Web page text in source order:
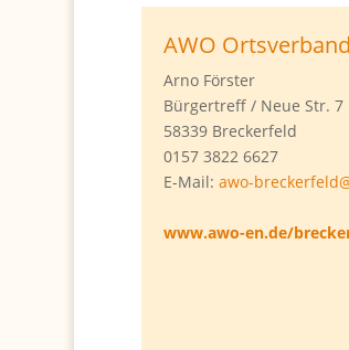
AWO
Arno Förster
Bürgertreff / Neue Str. 7
58339 Breckerfeld
0157 3822 6627
E-Mail: awo-
www.awo-en.de/